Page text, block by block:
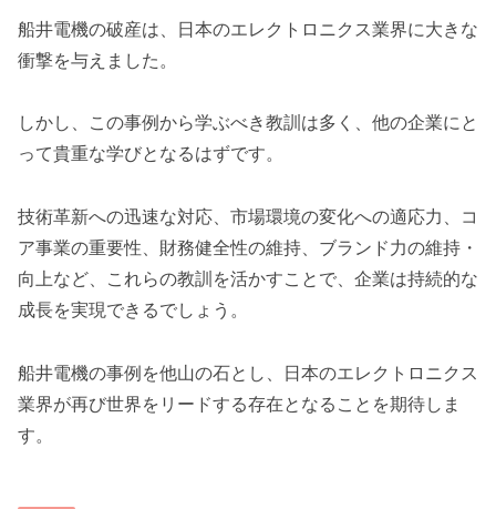
船井電機の破産は、日本のエレクトロニクス業界に大きな
衝撃を与えました。
しかし、この事例から学ぶべき教訓は多く、他の企業にと
って貴重な学びとなるはずです。
技術革新への迅速な対応、市場環境の変化への適応力、コ
ア事業の重要性、財務健全性の維持、ブランド力の維持・
向上など、これらの教訓を活かすことで、企業は持続的な
成長を実現できるでしょう。
船井電機の事例を他山の石とし、日本のエレクトロニクス
業界が再び世界をリードする存在となることを期待しま
す。